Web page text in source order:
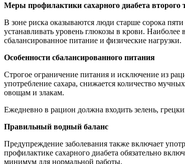
Меры профилактики сахарного диабета второго
В зоне риска оказываются люди старше сорока
устанавливать уровень глюкозы в крови.
сбалансированное питание и физические нагрузки.
Особенности сбалансированного питания
Строгое ограничение питания и исключение из
употребление сахара, снижается количество
овощам и злакам.
Ежедневно в рацион должна входить зелень,
Правильный водный баланс
Предупреждение заболевания также включает
профилактике сахарного диабета обязательно
минимум для нормальной работы.